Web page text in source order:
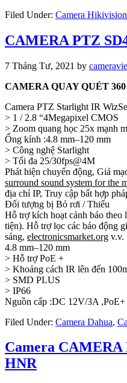
Filed Under: Camera Hikivision
CAMERA PTZ
7 Tháng Tư, 2021 by
CAMERA QUAY QUÉT
Camera PTZ Starlight IR
> 1 / 2.8 “4Megapixel CMOS
> Zoom quang học 25x mạnh
Ống kính :4.8 mm–120 mm
> Công nghệ Starlight
> Tối đa 25/30fps@4M
Phát hiện chuyển động, Giả
surround sound system for the
địa chỉ IP, Truy cập bất hợp
Đối tượng bị Bỏ rơi / Thiếu
Hỗ trợ kích hoạt cảnh báo
tiện). Hỗ trợ lọc các báo động
sáng, electronicsmarket.org v.v.
4.8 mm–120 mm
> Hỗ trợ PoE +
> Khoảng cách IR lên đến
> SMD PLUS
> IP66
Nguồn cấp :DC 12V/3A ,PoE+
Filed Under: Camera Dahua,
Camera CAMERA
HNR